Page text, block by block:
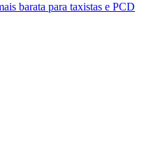
barata para taxistas e PCD